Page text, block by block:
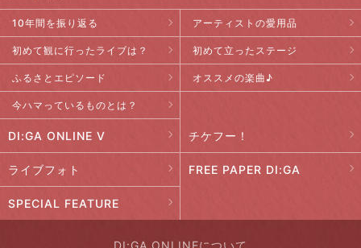
10年間を振り返る アーティストの愛用品
初めて観に行ったライブは？ 初めて立ったステージ
ふるさとエピソード オススメの楽曲♪
今ハマっているものとは？
DI:GA ONLINE V チケフー！
ライブフォト FREE PAPER DI:GA
SPECIAL FEATURE
DI:GA ONLINEについて